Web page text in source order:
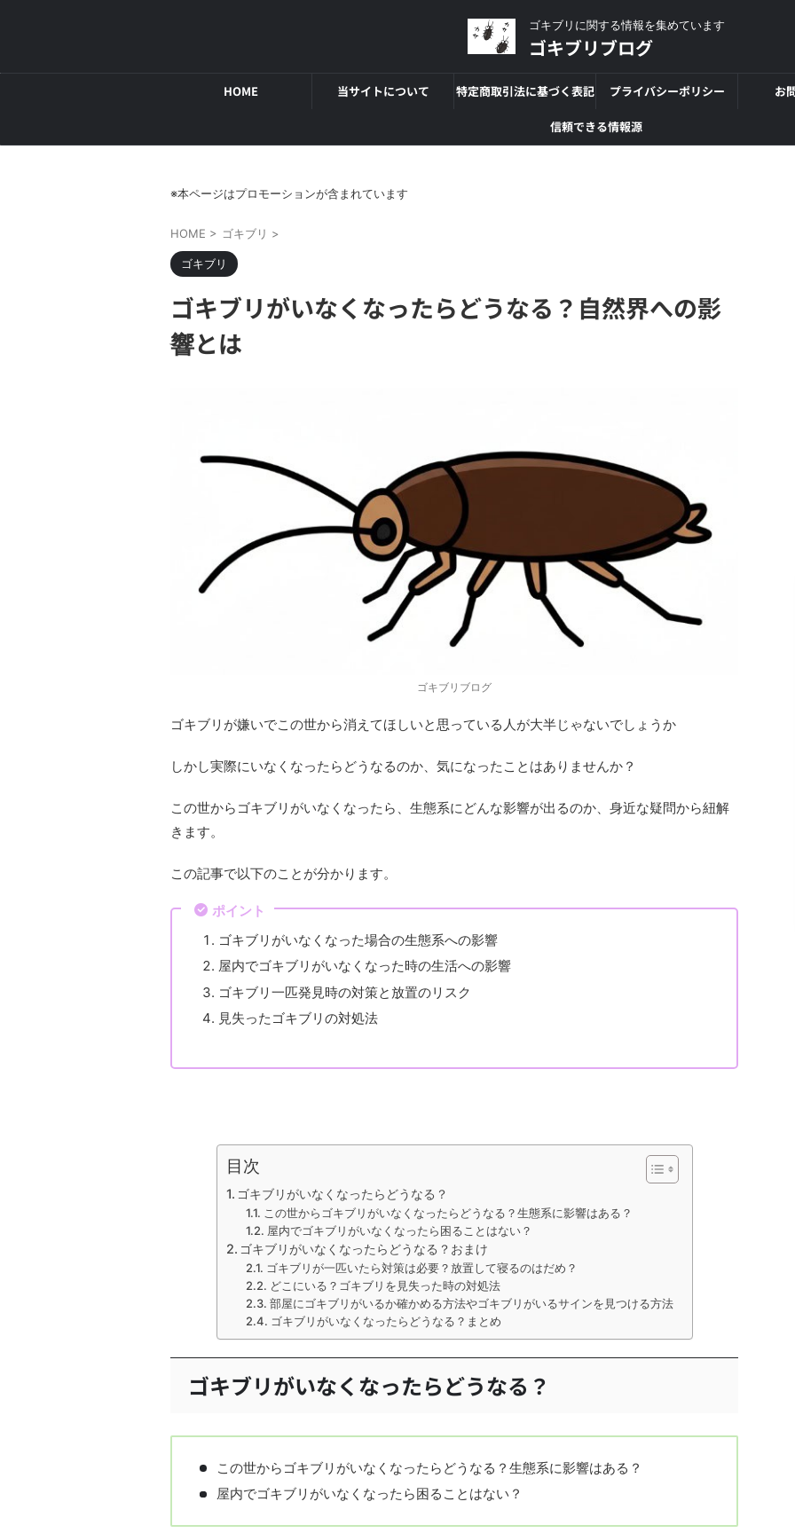
ゴキブリに関する情報を集めています
ゴキブリブログ
HOME 当サイトについて 特定商取引法に基づく表記 プライバシーポリシー お
信頼できる情報源
※本ページはプロモーションが含まれています
HOME > ゴキブリ >
ゴキブリ
ゴキブリがいなくなったらどうなる？自然界への影
響とは
ゴキブリブログ
ゴキブリが嫌いでこの世から消えてほしいと思っている人が大半じゃないでしょうか
しかし実際にいなくなったらどうなるのか、気になったことはありませんか？
この世からゴキブリがいなくなったら、生態系にどんな影響が出るのか、身近な疑問から紐解
きます。
この記事で以下のことが分かります。
ポイント
ゴキブリがいなくなった場合の生態系への影響
屋内でゴキブリがいなくなった時の生活への影響
ゴキブリ一匹発見時の対策と放置のリスク
見失ったゴキブリの対処法
目次
ゴキブリがいなくなったらどうなる？
この世からゴキブリがいなくなったらどうなる？生態系に影響はある？
屋内でゴキブリがいなくなったら困ることはない？
ゴキブリがいなくなったらどうなる？おまけ
ゴキブリが一匹いたら対策は必要？放置して寝るのはだめ？
どこにいる？ゴキブリを見失った時の対処法
部屋にゴキブリがいるか確かめる方法やゴキブリがいるサインを見つける方法
ゴキブリがいなくなったらどうなる？まとめ
ゴキブリがいなくなったらどうなる？
この世からゴキブリがいなくなったらどうなる？生態系に影響はある？
屋内でゴキブリがいなくなったら困ることはない？